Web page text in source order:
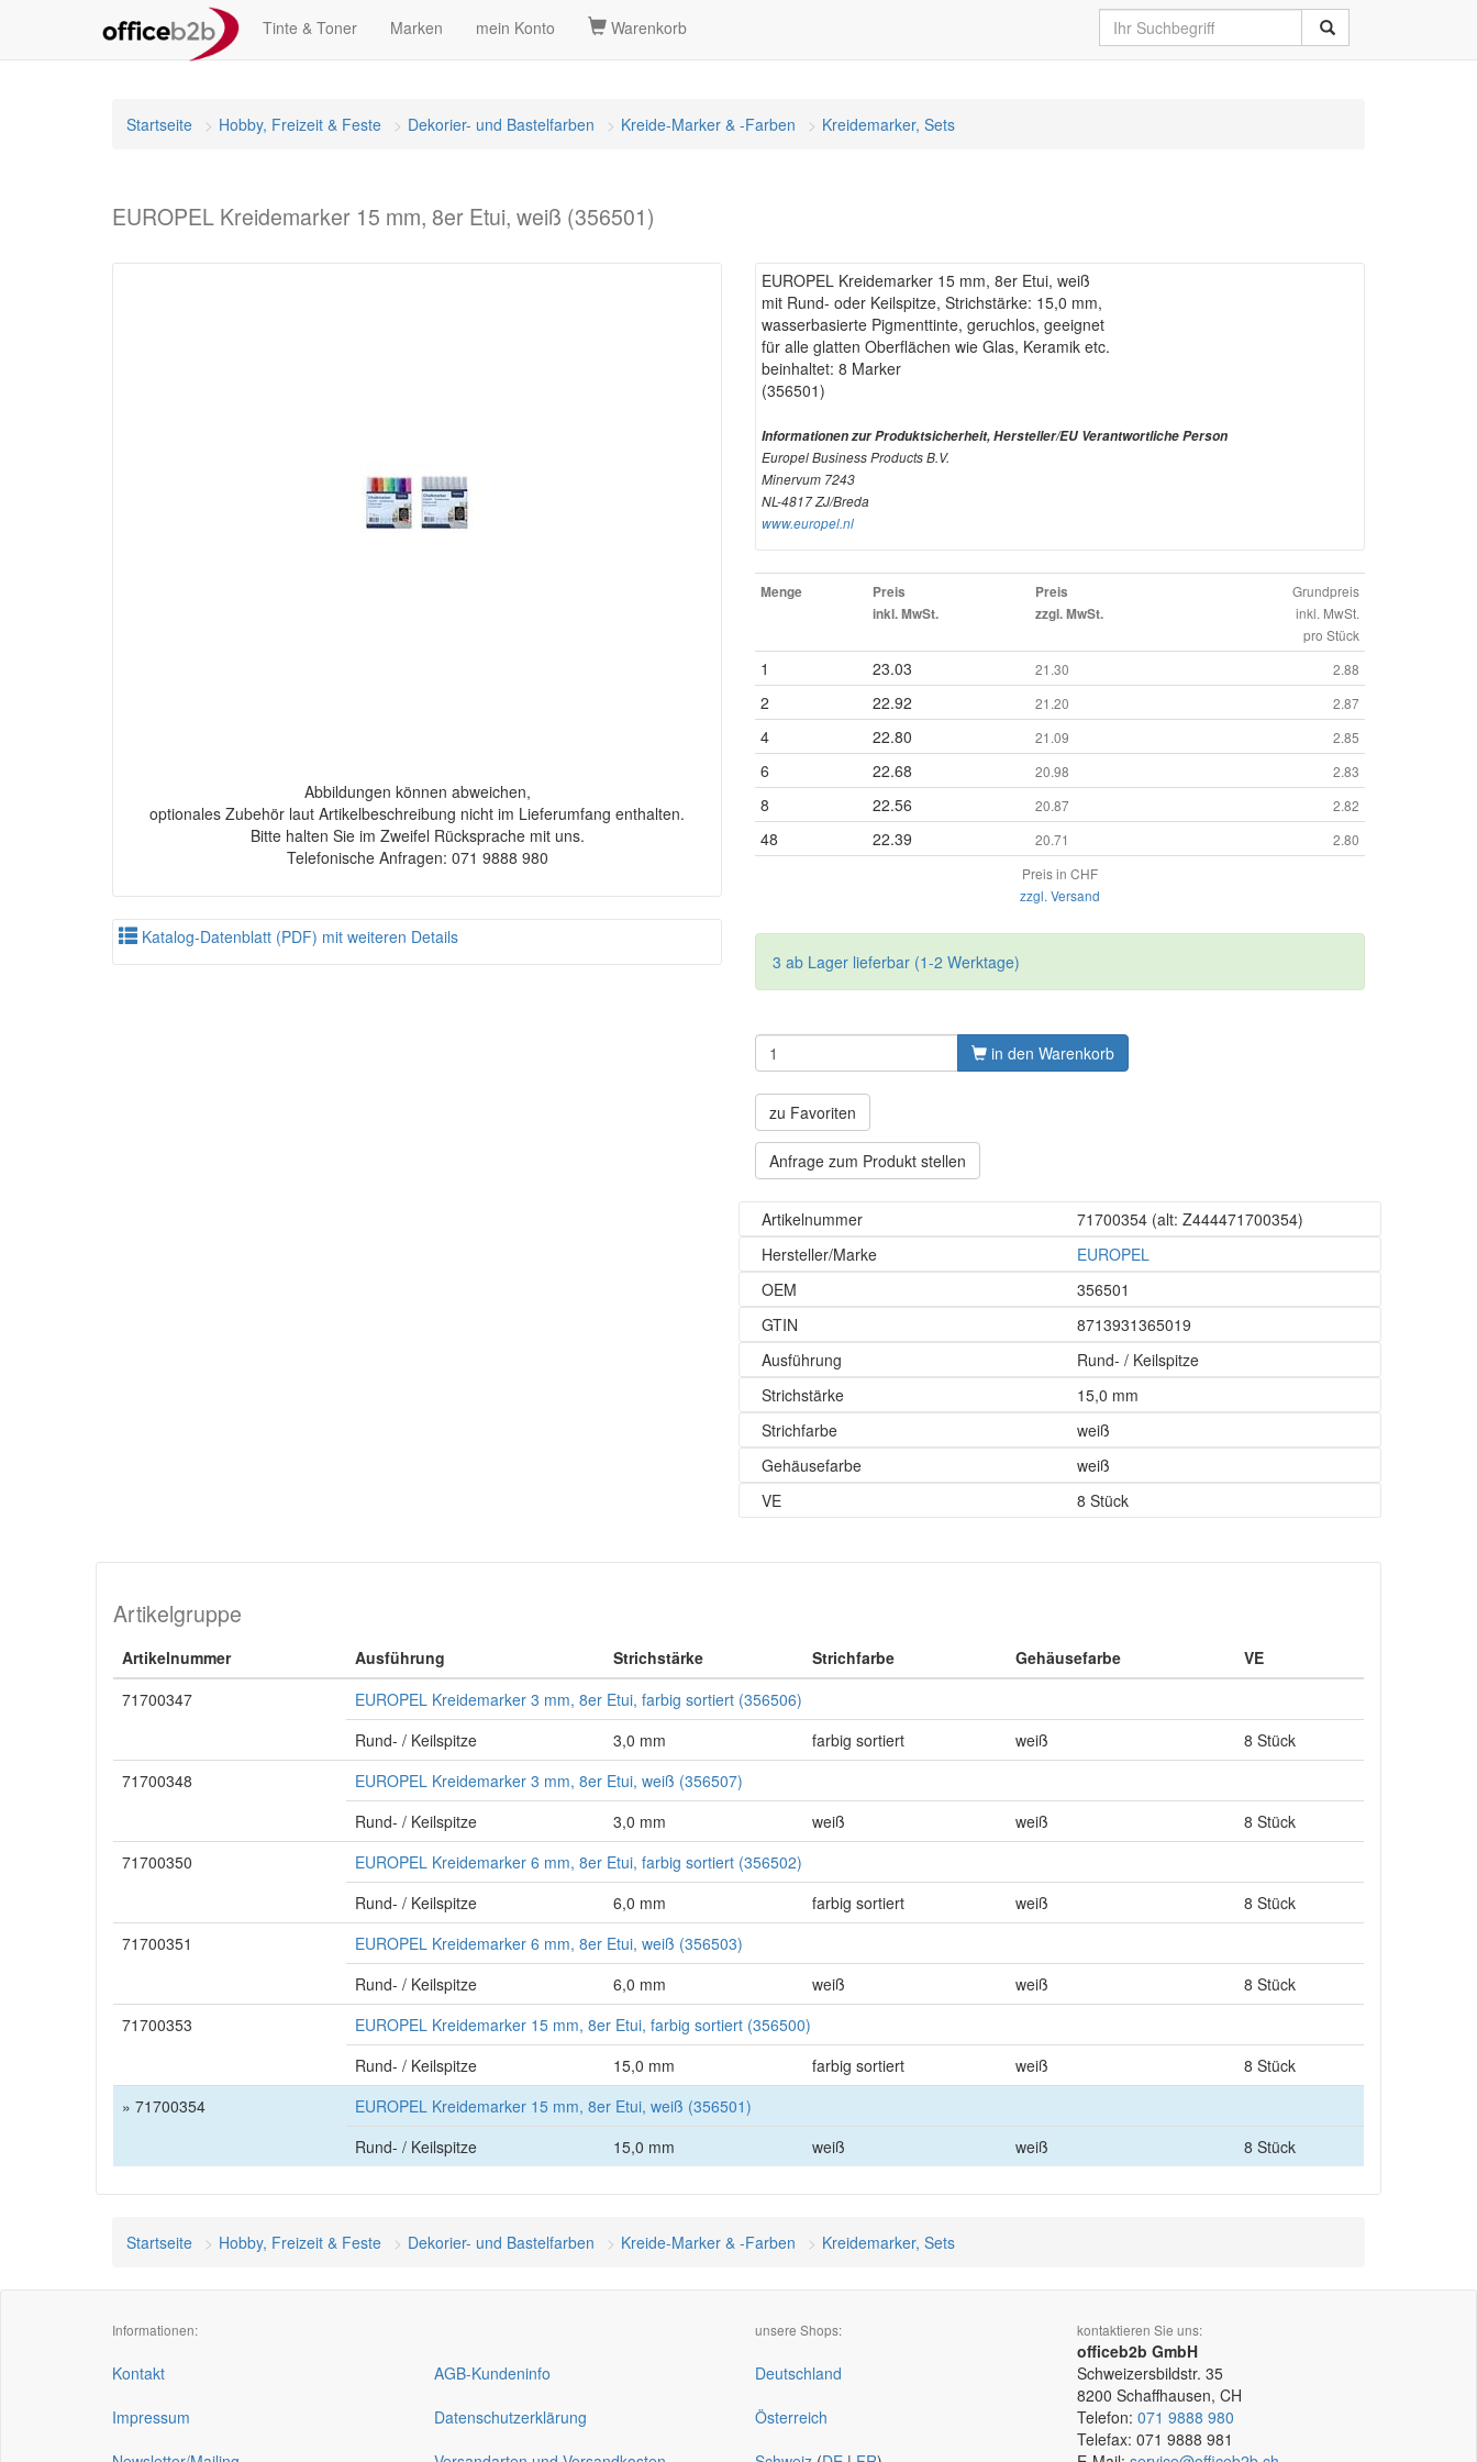
Tinte & Toner Marken mein Konto Warenkorb
Startseite Hobby, Freizeit & Feste Dekorier- und Bastelfarben Kreide-Marker & -Farben Kreidemarker, Sets
EUROPEL Kreidemarker 15 mm, 8er Etui, weiß (356501)
Abbildungen können abweichen,
optionales Zubehör laut Artikelbeschreibung nicht im Lieferumfang enthalten.
Bitte halten Sie im Zweifel Rücksprache mit uns.
Telefonische Anfragen: 071 9888 980
Katalog-Datenblatt (PDF) mit weiteren Details
EUROPEL Kreidemarker 15 mm, 8er Etui, weiß
mit Rund- oder Keilspitze, Strichstärke: 15,0 mm,
wasserbasierte Pigmenttinte, geruchlos, geeignet
für alle glatten Oberflächen wie Glas, Keramik etc.
beinhaltet: 8 Marker
(356501)
Informationen zur Produktsicherheit, Hersteller/EU Verantwortliche Person
Europel Business Products B.V.
Minervum 7243
NL-4817 ZJ/Breda
www.europel.nl
Menge
Preis
inkl. MwSt.
Preis
zzgl. MwSt.
Grundpreis
inkl. MwSt.
pro Stück
1 23.03 21.30 2.88
2 22.92 21.20 2.87
4 22.80 21.09 2.85
6 22.68 20.98 2.83
8 22.56 20.87 2.82
48 22.39 20.71
2.80
Preis in CHF
zzgl. Versand
3 ab Lager lieferbar (1-2 Werktage)
in den Warenkorb
zu Favoriten
Anfrage zum Produkt stellen
Artikelnummer 71700354(alt: Z444471700354)
Hersteller/Marke
EUROPEL
OEM
356501
GTIN
8713931365019
Ausführung
Rund- / Keilspitze
Strichstärke
15,0 mm
Strichfarbe
weiß
Gehäusefarbe
weiß
VE
8 Stück
Artikelgruppe
Artikelnummer Ausführung Strichstärke Strichfarbe Gehäusefarbe
VE
71700347
EUROPEL Kreidemarker 3 mm, 8er Etui, farbig sortiert (356506)
Rund- / Keilspitze
3,0 mm farbig sortiert weiß
8 Stück
71700348
EUROPEL Kreidemarker 3 mm, 8er Etui, weiß (356507)
Rund- / Keilspitze
3,0 mm weiß weiß
8 Stück
71700350
EUROPEL Kreidemarker 6 mm, 8er Etui, farbig sortiert (356502)
Rund- / Keilspitze
6,0 mm farbig sortiert weiß
8 Stück
71700351
EUROPEL Kreidemarker 6 mm, 8er Etui, weiß (356503)
Rund- / Keilspitze
6,0 mm weiß weiß
8 Stück
71700353
EUROPEL Kreidemarker 15 mm, 8er Etui, farbig sortiert (356500)
Rund- / Keilspitze
15,0 mm farbig sortiert weiß
8 Stück
» 71700354
EUROPEL Kreidemarker 15 mm, 8er Etui, weiß (356501)
Rund- / Keilspitze
15,0 mm weiß weiß 8 Stück
Startseite Hobby, Freizeit & Feste Dekorier- und Bastelfarben Kreide-Marker & -Farben Kreidemarker, Sets
Informationen:
Kontakt
Impressum
AGB-Kundeninfo
Datenschutzerklärung
unsere Shops:
Deutschland
Österreich
kontaktieren Sie uns:
officeb2b GmbH
Schweizersbildstr. 35
8200 Schaffhausen, CH
Telefon: 071 9888 980
Telefax: 071 9888 981